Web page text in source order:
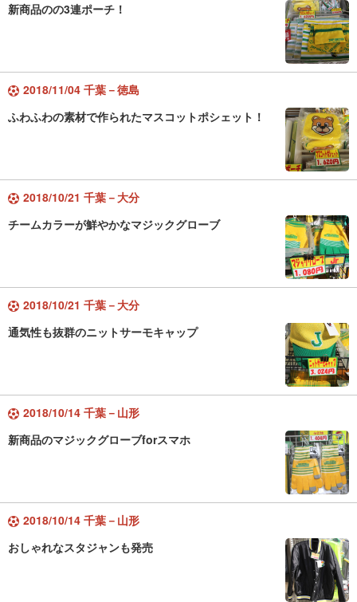
新商品のの3連ポーチ！
2018/11/04 千葉－徳島
ふわふわの素材で作られたマスコットポシェット！
2018/10/21 千葉－大分
チームカラーが鮮やかなマジックグローブ
2018/10/21 千葉－大分
通気性も抜群のニットサーモキャップ
2018/10/14 千葉－山形
新商品のマジックグローブforスマホ
2018/10/14 千葉－山形
おしゃれなスタジャンも発売